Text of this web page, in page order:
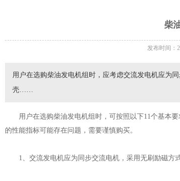
柴
发布时间：
用户在选购柴油发电机组时，应考虑交流发电机应为
壳……
用户在选购柴油发电机组时，可按照以下11个基本要
的性能指标可能存在问题，需要谨慎购买。
1、交流发电机应为同步交流电机，采用无刷励磁方式